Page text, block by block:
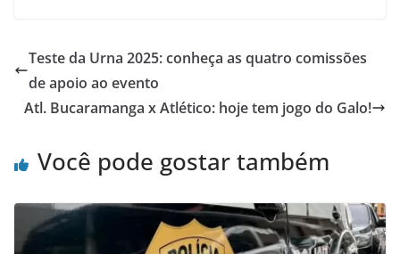
Teste da Urna 2025: conheça as quatro comissões
de apoio ao evento
Atl. Bucaramanga x Atlético: hoje tem jogo do Galo!
Você pode gostar também